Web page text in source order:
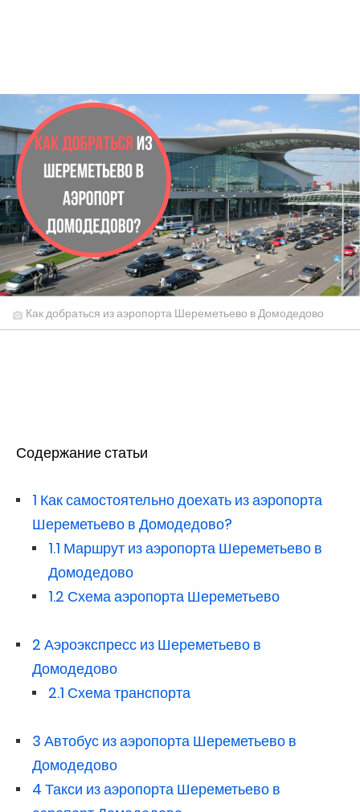
Как добраться из аэропорта Шереметьево в Домодедово
Содержание статьи
1 Как самостоятельно доехать из аэропорта
Шереметьево в Домодедово?
1.1 Маршрут из аэропорта Шереметьево в
Домодедово
1.2 Схема аэропорта Шереметьево
2 Аэроэкспресс из Шереметьево в
Домодедово
2.1 Схема транспорта
3 Автобус из аэропорта Шереметьево в
Домодедово
4 Такси из аэропорта Шереметьево в